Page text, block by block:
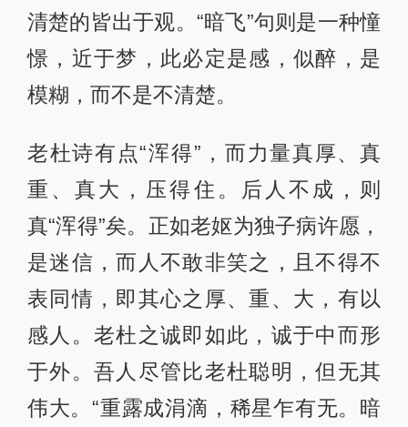
清楚的皆出于观。“暗飞”句则是一种憧
憬，近于梦，此必定是感，似醉，是
模糊，而不是不清楚。
老杜诗有点“浑得”，而力量真厚、真
重、真大，压得住。后人不成，则
真“浑得”矣。正如老妪为独子病许愿，
是迷信，而人不敢非笑之，且不得不
表同情，即其心之厚、重、大，有以
感人。老杜之诚即如此，诚于中而形
于外。吾人尽管比老杜聪明，但无其
伟大。“重露成涓滴，稀星乍有无。暗